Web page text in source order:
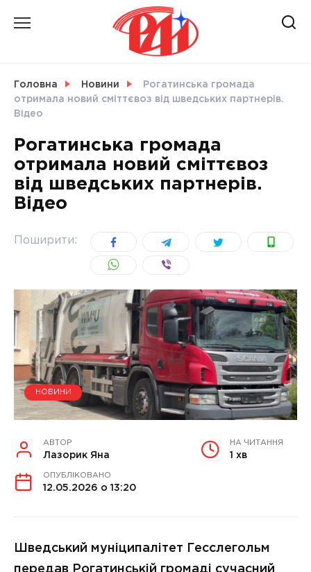
СВІТ
УКРАЇНА
Головна Новини
Рогатинська громада
отримала новий сміттєвоз від шведських партнерів.
Відео
Рогатинська громада
отримала новий сміттєвоз
від шведських партнерів.
Відео
Поширити:
НОВИНИ
АВТОР
Лазорик Яна
НА ЧИТАННЯ
1 хв
ОПУБЛІКОВАНО
12.05.2026 о 13:20
Шведський муніципалітет Гесслегольм
передав Рогатинській громаді сучасний